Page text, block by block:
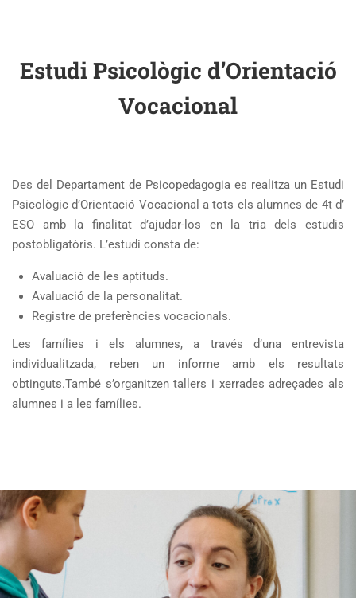
Estudi Psicològic d’Orientació
Vocacional
Des del Departament de Psicopedagogia es realitza un Estudi
Psicològic d’Orientació Vocacional a tots els alumnes de 4t d’
ESO amb la finalitat d’ajudar-los en la tria dels estudis
postobligatòris. L’estudi consta de:
Avaluació de les aptituds.
Avaluació de la personalitat.
Registre de preferències vocacionals.
Les famílies i els alumnes, a través d’una entrevista
individualitzada, reben un informe amb els resultats
obtinguts.També s’organitzen tallers i xerrades adreçades als
alumnes i a les famílies.